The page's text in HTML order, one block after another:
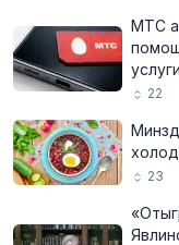
МТС
услуги
22
23